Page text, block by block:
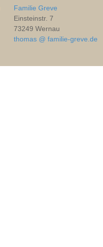
Familie Greve
Einsteinstr. 7
73249 Wernau
thomas @ familie-greve.de